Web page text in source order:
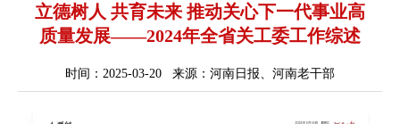
立德树人 共育未来 推动关心下一代事业高
质量发展——2024年全省关工委工作综述
时间：2025-03-20 来源：河南日报、河南老干部